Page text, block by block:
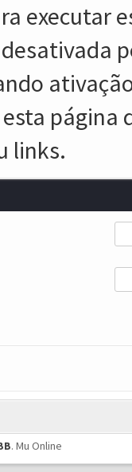
executar
esta
links.
. Mu Online